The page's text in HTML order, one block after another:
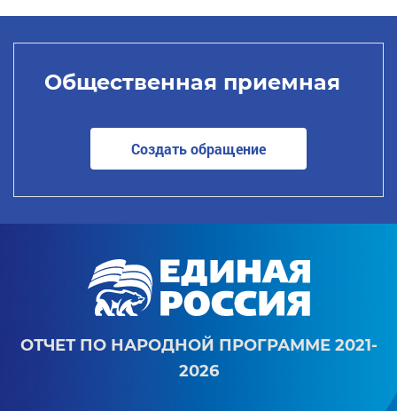
Общественная приемная
Создать обращение
ОТЧЕТ ПО НАРОДНОЙ ПРОГРАММЕ 2021-
2026